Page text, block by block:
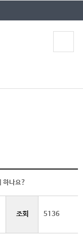
하나요?
조회 5136